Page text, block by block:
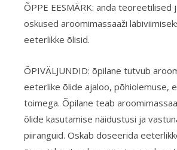
ÕPPE EESMÄRK: anda teoreetilised
oskused aroomimassaaži
eeterlikke õlisid.
ÕPIVÄLJUNDID: õpilane tutvub
eeterlike õlide ajaloo, põhiolemuse,
toimega. Õpilane teab
õlide kasutamise näidustusi ja
piiranguid. Oskab doseerida